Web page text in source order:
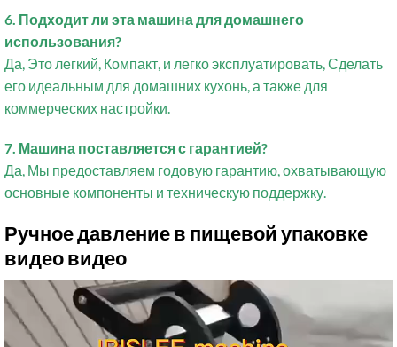
6. Подходит ли эта машина для домашнего
использования?
Да, Это легкий, Компакт, и легко эксплуатировать, Сделать
его идеальным для домашних кухонь, а также для
коммерческих настройки.
7. Машина поставляется с гарантией?
Да, Мы предоставляем годовую гарантию, охватывающую
основные компоненты и техническую поддержку.
Ручное давление в пищевой упаковке
видео видео
Video
Player